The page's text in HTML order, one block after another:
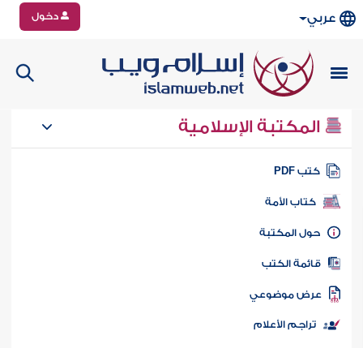
عربي دخول
المكتبة الإسلامية
كتب PDF
كتاب الأمة
المكتبة
الكتب
موضوعي